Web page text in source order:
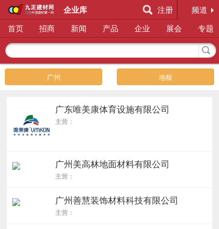
企业库 注册
频道
首页
招商 新闻 产品 企业 展会 专题
广州 地板
广东唯美康体育设施有限公司
主营：
广州美高林地面材料有限公司
主营：
广州善慧装饰材料科技有限公司
主营：